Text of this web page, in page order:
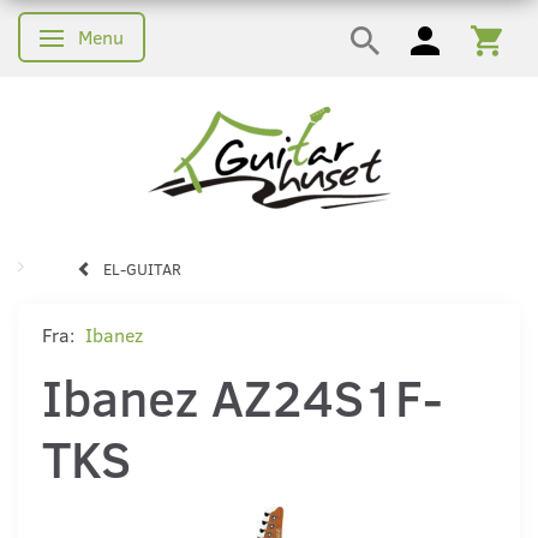
Skifte navigation
Menu
EL-GUITAR
Fra: Ibanez
Ibanez AZ24S1F-
TKS